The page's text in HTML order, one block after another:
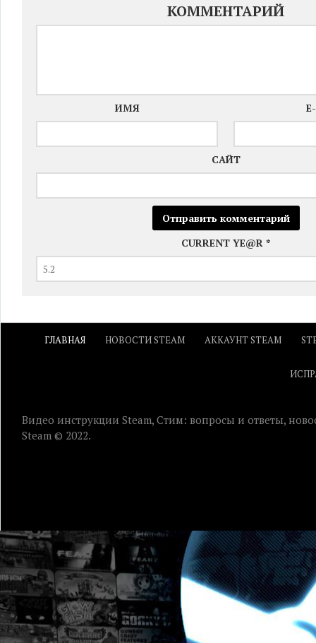
КОММЕНТАРИЙ
ИМЯ
САЙТ
CURRENT YE@R *
ГЛАВНАЯ НОВОСТИ STEAM АККАУНТ STEAM
Видео инструкции Steam, Стим: вопросы и ответы,
Steam © 2022.